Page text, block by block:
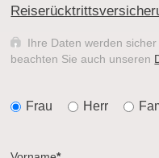
Ihre Daten werden
beachten Sie auch unseren
Frau Herr